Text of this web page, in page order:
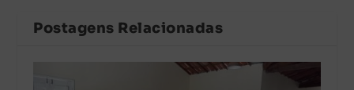
Postagens Relacionadas